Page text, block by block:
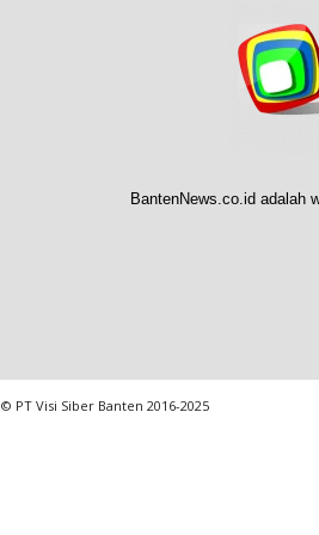
BantenNews.co.id adalah
© PT Visi Siber Banten 2016-2025